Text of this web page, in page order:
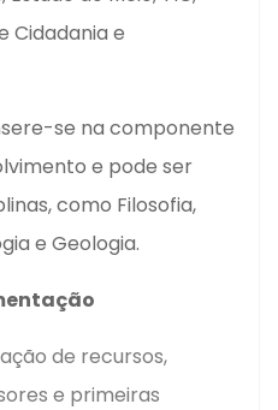
Cidadania e
se na componente
e pode ser
como Filosofia,
e Geologia.
de recursos,
e primeiras